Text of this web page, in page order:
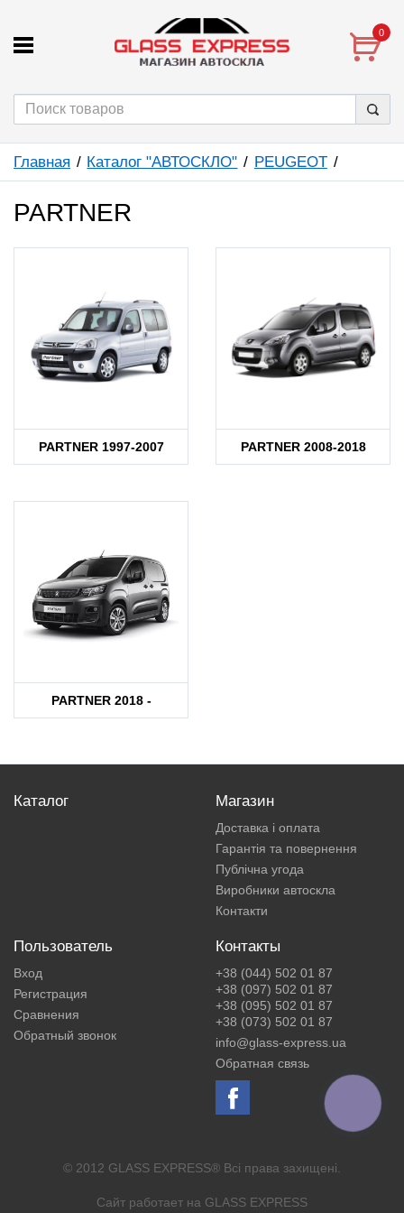
0
Главная Каталог "АВТОСКЛО" PEUGEOT
PARTNER
PARTNER 1997-2007 PARTNER 2008-2018
PARTNER 2018 -
Каталог Магазин
Доставка і оплата
Гарантія та повернення
Публічна угода
Виробники автоскла
Контакти
Пользователь
Вход
Регистрация
Сравнения
Обратный звонок
Контакты
+38 (044) 502 01 87
+38 (097) 502 01 87
+38 (095) 502 01 87
+38 (073) 502 01 87
info@glass-express.ua
Обратная связь
© 2012 GLASS EXPRESS® Всі права захищені.
Сайт работает на GLASS EXPRESS